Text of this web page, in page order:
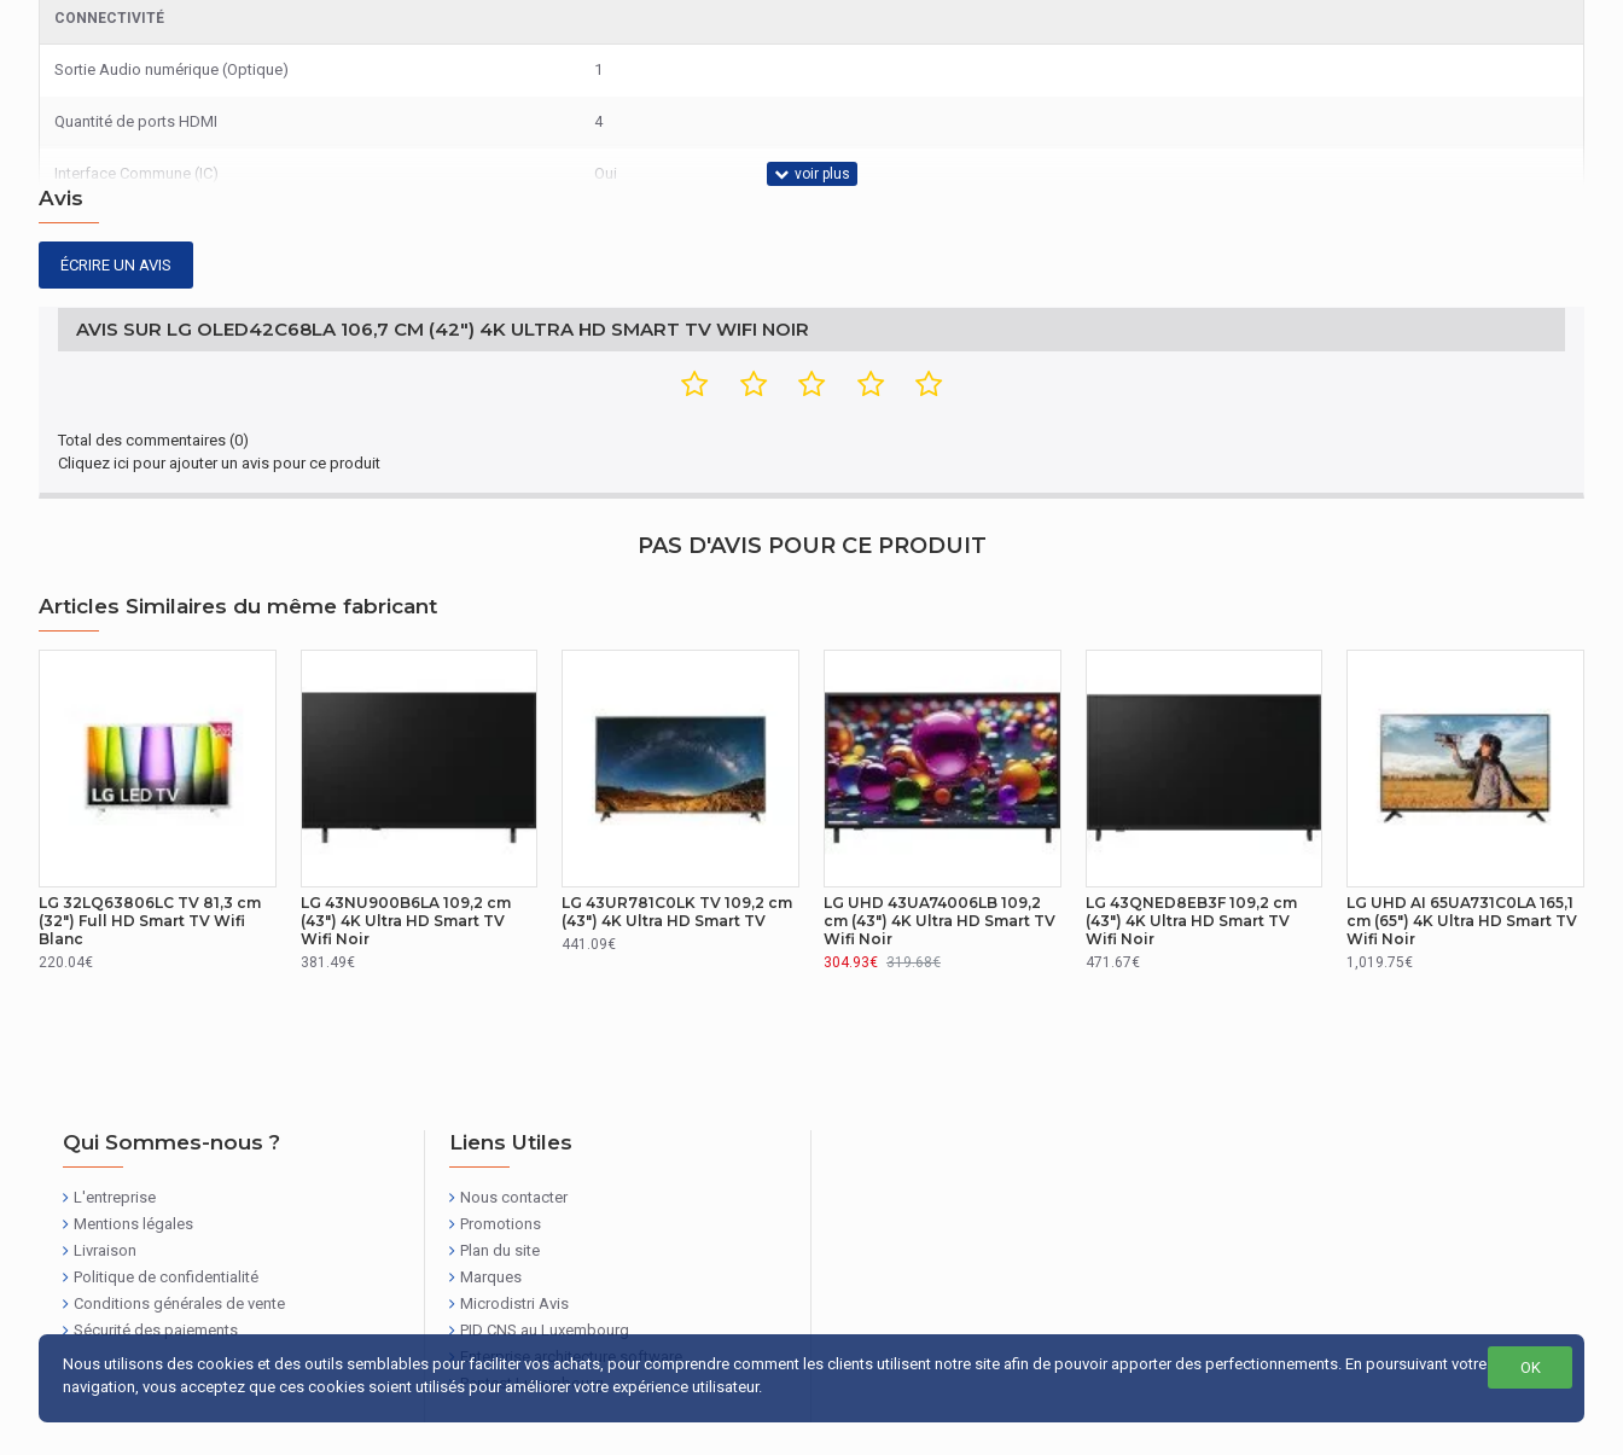
CONNECTIVITÉ
Sortie Audio numérique (Optique) 1
Quantité de ports HDMI 4
Interface Commune (IC) Oui
CONNECTIVITÉ
Canal de retour audio amélioré (eARC)
ÉCRAN
106,7 cm (42")
Résolution de l'écran
Profondeur (support inclus)
GESTION D'ÉNERGIE
AUTRES CARACTÉRISTIQUES
EMBALLAGE
Largeur de l'emballage 1060 mm
GESTION D'ÉNERGIE
Plage d?efficacité énergétique
RÉSEAU
Nombre de port ethernet LAN (RJ-45)
AUTRES CARACTÉRISTIQUES
Avis
ÉCRIRE UN AVIS
AVIS SUR LG OLED42C68LA 106,7 CM (42") 4K ULTRA HD SMART TV WIFI NOIR
Total des commentaires (0)
Cliquez ici pour ajouter un avis pour ce produit
PAS D'AVIS POUR CE PRODUIT
Articles Similaires du même fabricant
LG 32LQ63806LC TV 81,3 cm
(32") Full HD Smart TV Wifi
Blanc
220.04€
LG 43NU900B6LA 109,2 cm
(43") 4K Ultra HD Smart TV
Wifi Noir
381.49€
LG 43UR781C0LK TV 109,2 cm
(43") 4K Ultra HD Smart TV
441.09€
LG UHD 43UA74006LB 109,2
cm (43") 4K Ultra HD Smart TV
Wifi Noir
304.93€ 319.68€
LG 43QNED8EB3F 109,2 cm
(43") 4K Ultra HD Smart TV
Wifi Noir
471.67€
LG UHD AI 65UA731C0LA 165,1
cm (65") 4K Ultra HD Smart TV
Wifi Noir
1,019.75€
Qui Sommes-nous ?
L'entreprise
Mentions légales
Livraison
Politique de confidentialité
Conditions générales de vente
Sécurité des paiements
Liens Utiles
Nous contacter
Promotions
Plan du site
Marques
Microdistri Avis
PID CNS au Luxembourg
Enterprise architecture software
Pentest Luxembourg
OK
Nous utilisons des cookies et des outils semblables pour faciliter vos achats, pour comprendre comment les clients utilisent notre site afin de pouvoir apporter des perfectionnements. En poursuivant votre
navigation, vous acceptez que ces cookies soient utilisés pour améliorer votre expérience utilisateur.